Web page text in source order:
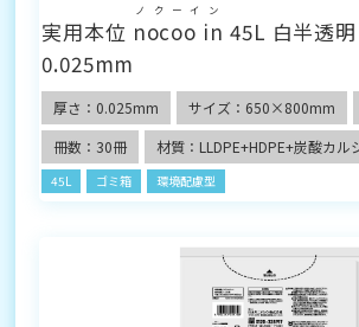
実用本位 nocoo in
ノクーイン
45L 白半透
0.025mm
厚さ：0.025mm サイズ：650×800mm
冊数：30冊
材質：LLDPE+HDPE+炭酸カル
45L ゴミ箱 環境配慮型